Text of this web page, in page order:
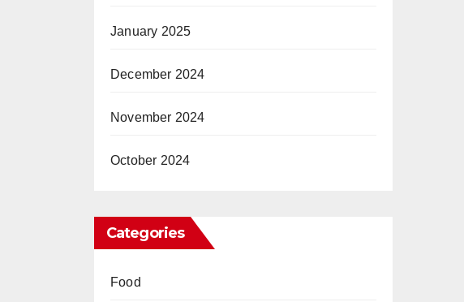
January 2025
December 2024
November 2024
October 2024
Categories
Food